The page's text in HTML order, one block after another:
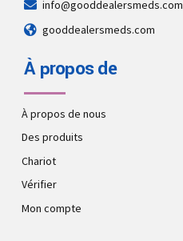
info@gooddealersmeds.com
gooddealersmeds.com
À propos de
À propos de nous
Des produits
Chariot
Vérifier
Mon compte